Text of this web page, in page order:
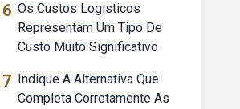
Os Custos Logisticos
Representam Um Tipo De
Custo Muito Significativo
Indique A Alternativa Que
Completa Corretamente As